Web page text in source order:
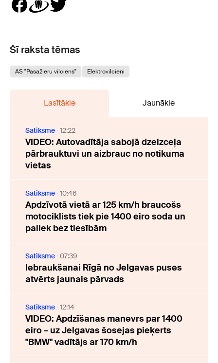
Šī raksta tēmas
AS "Pasažieru vilciens" Elektrovilcieni
Lasītākie Jaunākie
Satiksme 12:22
VIDEO: Autovadītāja sabojā dzelzceļa
pārbrauktuvi un aizbrauc no notikuma
vietas
Satiksme 10:46
Apdzīvotā vietā ar 125 km/h braucošs
motociklists tiek pie 1400 eiro soda un
paliek bez tiesībām
Satiksme 07:39
Iebraukšanai Rīgā no Jelgavas puses
atvērts jaunais pārvads
Satiksme 12:14
VIDEO: Apdzīšanas manevrs par 1400
eiro – uz Jelgavas šosejas pieķerts
"BMW" vadītājs ar 170 km/h